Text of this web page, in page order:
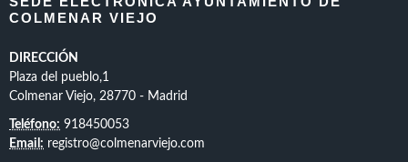
COLMENAR VIEJO
DIRECCIÓN
Plaza del pueblo,1
Colmenar Viejo, 28770 - Madrid
Teléfono: 918450053
Email: registro@colmenarviejo.com